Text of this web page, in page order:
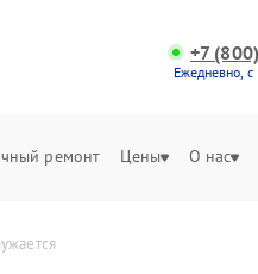
+7
Ежедневно,
ремонт Цены О нас